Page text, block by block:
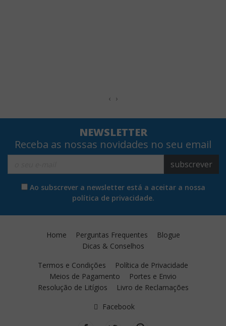
‹ ›
NEWSLETTER
Receba as nossas novidades no seu email
subscrever
Ao subscrever a newsletter está a aceitar a nossa
política de privacidade.
Home Perguntas Frequentes
Blogue
Dicas & Conselhos
Termos e Condições
Política de Privacidade
Meios de Pagamento
Portes e Envio
Resolução de Litígios
Livro de Reclamações
Facebook